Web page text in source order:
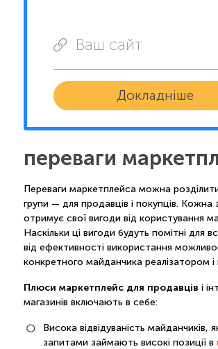
Ваш сайт
Докладніше
переваги
Переваги маркетплейса можна
групи — для продавців і покупців. Кожна
отримує свої вигоди від користування
Наскільки ці вигоди будуть помітні для
від ефективності використання
конкретного майданчика реалізатором
Плюси маркетплейс для продавців і
магазинів включають в себе:
Висока відвідуваність майданчиків,
запитами займають високі позиції в